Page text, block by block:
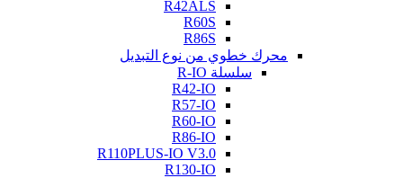
R42ALS
R60S
R86S
محرك خطوي من نوع التبديل
سلسلة R-IO
R42-IO
R57-IO
R60-IO
R86-IO
R110PLUS-IO V3.0
R130-IO